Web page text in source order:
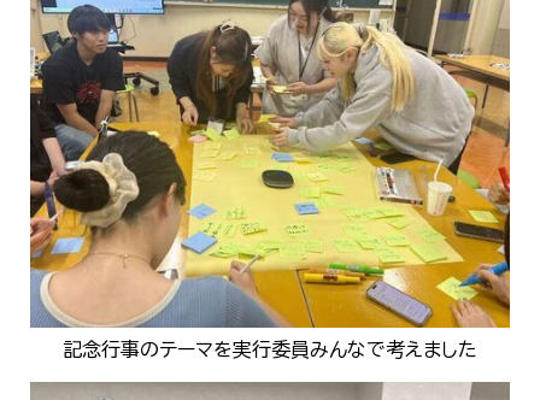
記念行事のテーマを実行委員みんなで考えました